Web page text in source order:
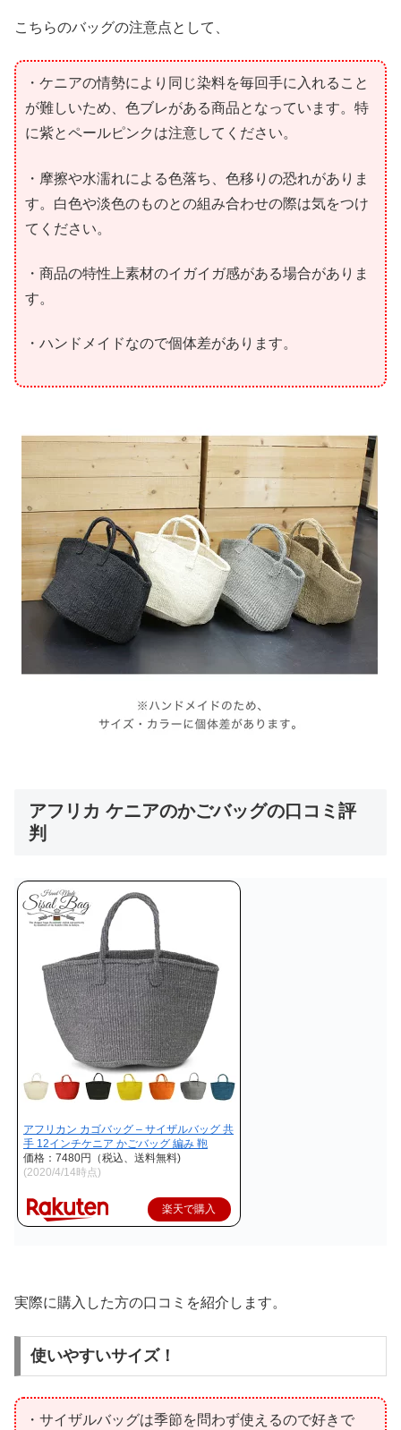
こちらのバッグの注意点として、
・ケニアの情勢により同じ染料を毎回手に入れること
が難しいため、色ブレがある商品となっています。特
に紫とペールピンクは注意してください。
・摩擦や水濡れによる色落ち、色移りの恐れがありま
す。白色や淡色のものとの組み合わせの際は気をつけ
てください。
・商品の特性上素材のイガイガ感がある場合がありま
す。
・ハンドメイドなので個体差があります。
アフリカ ケニアのかごバッグの口コミ評
判
アフリカン カゴバッグ – サイザルバッグ 共
手 12インチケニア かごバッグ 編み 鞄
価格：7480円（税込、送料無料)
(2020/4/14時点)
楽天で購入
実際に購入した方の口コミを紹介します。
使いやすいサイズ！
・サイザルバッグは季節を問わず使えるので好きで